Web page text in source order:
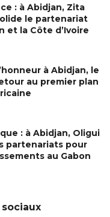
: à Abidjan, Zita
le partenariat
et la Côte d’Ivoire
à Abidjan, le
au premier plan
: à Abidjan, Oligui
partenariats pour
au Gabon